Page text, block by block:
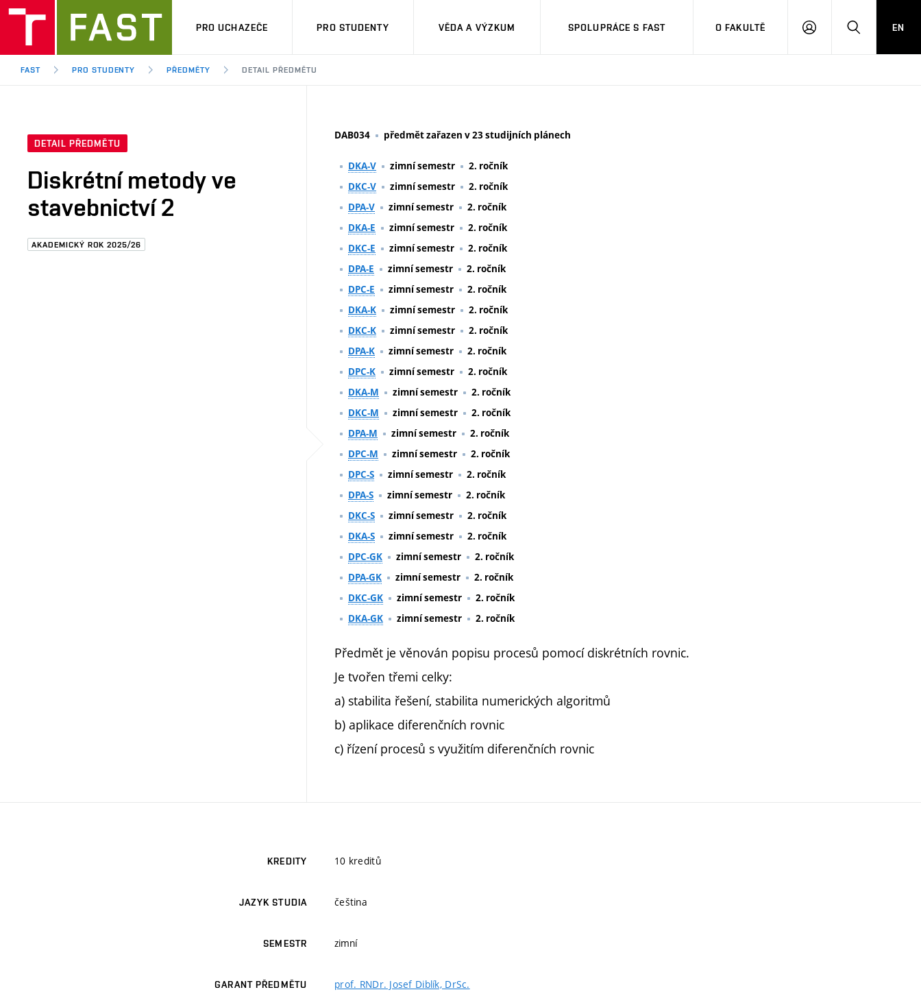
PRO UCHAZEČE PRO STUDENTY VĚDA A VÝZKUM SPOLUPRÁCE S FAST O FAKULTĚ
PŘIHLÁSITHLEDAT
EN
FAST PRO STUDENTY PŘEDMĚTY DETAIL PŘEDMĚTU
DETAIL PŘEDMĚTU
Diskrétní metody ve
stavebnictví 2
AKADEMICKÝ ROK 2025/26
DAB034 předmět zařazen v 23 studijních plánech
DKA-V zimní semestr
2. ročník
DKC-V
zimní semestr
2. ročník
DPA-V
zimní semestr
2. ročník
DKA-E
zimní semestr
2. ročník
DKC-E
zimní semestr
2. ročník
DPA-E
zimní semestr
2. ročník
DPC-E
zimní semestr
2. ročník
DKA-K
zimní semestr
2. ročník
DKC-K
zimní semestr
2. ročník
DPA-K
zimní semestr
2. ročník
DPC-K
zimní semestr
2. ročník
DKA-M
zimní semestr
2. ročník
DKC-M
zimní semestr
2. ročník
DPA-M
zimní semestr
2. ročník
DPC-M
zimní semestr
2. ročník
DPC-S
zimní semestr
2. ročník
DPA-S
zimní semestr
2. ročník
DKC-S
zimní semestr
2. ročník
DKA-S
zimní semestr
2. ročník
DPC-GK
zimní semestr
2. ročník
DPA-GK
zimní semestr
2. ročník
DKC-GK
zimní semestr
2. ročník
DKA-GK
zimní semestr 2. ročník
Předmět je věnován popisu procesů pomocí diskrétních rovnic.
Je tvořen třemi celky:
a) stabilita řešení, stabilita numerických algoritmů
b) aplikace diferenčních rovnic
c) řízení procesů s využitím diferenčních rovnic
KREDITY 10 kreditů
JAZYK STUDIA čeština
SEMESTR zimní
GARANT PŘEDMĚTU prof. RNDr. Josef Diblík, DrSc.